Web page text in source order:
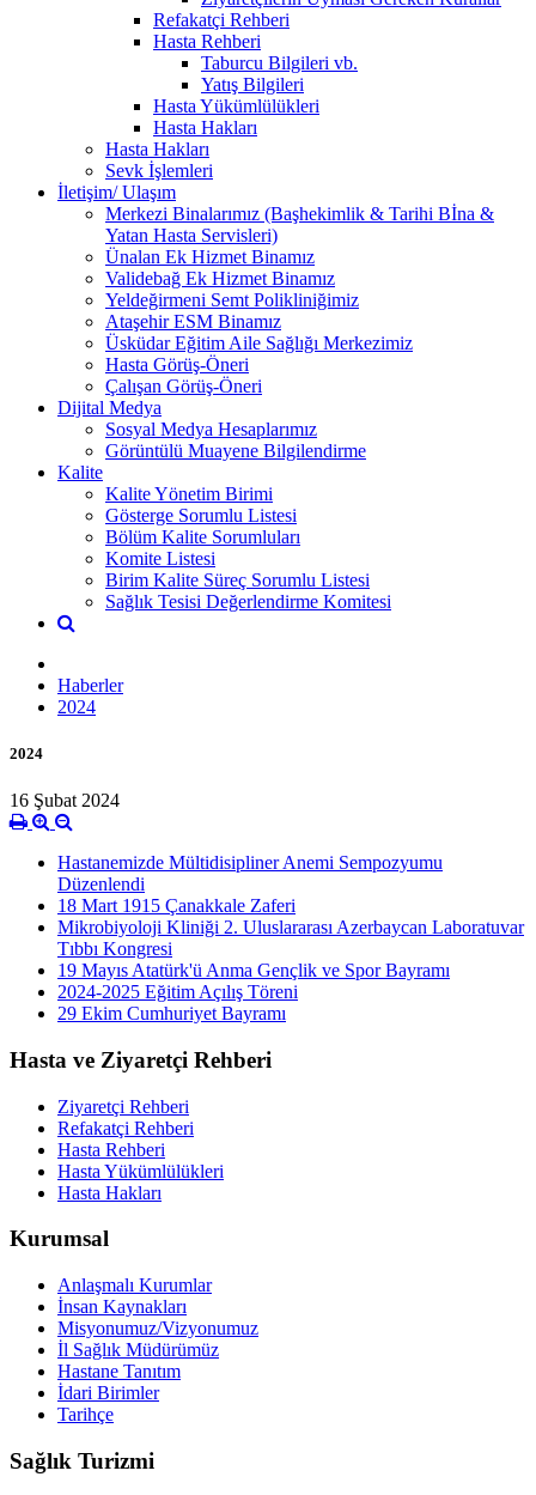
Refakatçi Rehberi
Hasta Rehberi
Taburcu Bilgileri vb.
Yatış Bilgileri
Hasta Yükümlülükleri
Hasta Hakları
Hasta Hakları
Sevk İşlemleri
İletişim/ Ulaşım
Merkezi Binalarımız (Başhekimlik & Tarihi Bİna &
Yatan Hasta Servisleri)
Ünalan Ek Hizmet Binamız
Validebağ Ek Hizmet Binamız
Yeldeğirmeni Semt Polikliniğimiz
Ataşehir ESM Binamız
Üsküdar Eğitim Aile Sağlığı Merkezimiz
Hasta Görüş-Öneri
Çalışan Görüş-Öneri
Dijital Medya
Sosyal Medya Hesaplarımız
Görüntülü Muayene Bilgilendirme
Kalite
Kalite Yönetim Birimi
Gösterge Sorumlu Listesi
Bölüm Kalite Sorumluları
Komite Listesi
Birim Kalite Süreç Sorumlu Listesi
Sağlık Tesisi Değerlendirme Komitesi
Haberler
2024
2024
16 Şubat 2024
Hastanemizde Mültidisipliner Anemi Sempozyumu
Düzenlendi
18 Mart 1915 Çanakkale Zaferi
Mikrobiyoloji Kliniği 2. Uluslararası Azerbaycan Laboratuvar
Tıbbı Kongresi
19 Mayıs Atatürk'ü Anma Gençlik ve Spor Bayramı
2024-2025 Eğitim Açılış Töreni
29 Ekim Cumhuriyet Bayramı
Hasta ve Ziyaretçi Rehberi
Ziyaretçi Rehberi
Refakatçi Rehberi
Hasta Rehberi
Hasta Yükümlülükleri
Hasta Hakları
Kurumsal
Anlaşmalı Kurumlar
İnsan Kaynakları
Misyonumuz/Vizyonumuz
İl Sağlık Müdürümüz
Hastane Tanıtım
İdari Birimler
Tarihçe
Sağlık Turizmi